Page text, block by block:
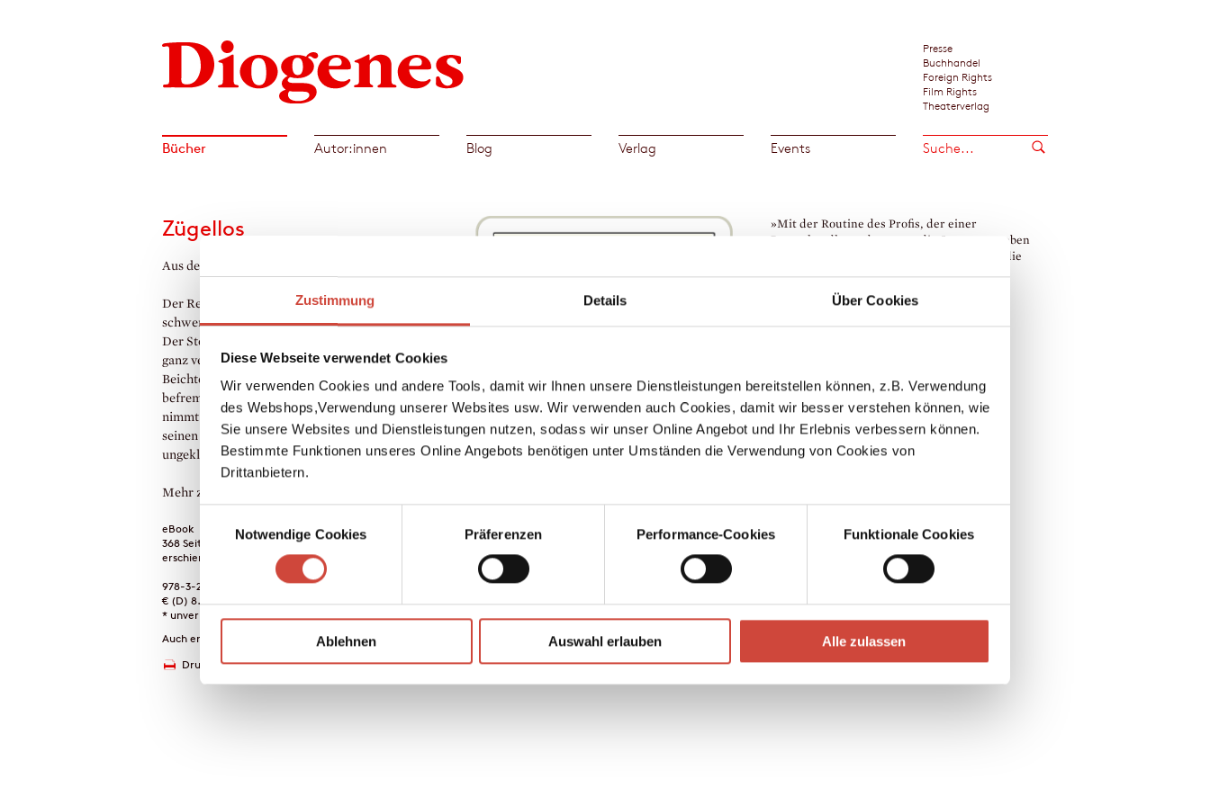
Zustimmung Details Über Cookies
Diese Webseite verwendet Cookies
Wir verwenden Cookies und andere Tools, damit wir Ihnen unsere Dienstleistungen bereitstellen können, z.B. Verwendung
des Webshops,Verwendung unserer Websites usw. Wir verwenden auch Cookies, damit wir besser verstehen können, wie
Sie unsere Websites und Dienstleistungen nutzen, sodass wir unser Online Angebot und Ihr Erlebnis verbessern können.
Bestimmte Funktionen unseres Online Angebots benötigen unter Umständen die Verwendung von Cookies von
Drittanbietern.
Notwendige Cookies
Präferenzen Performance-Cookies Funktionale Cookies
Ablehnen Auswahl erlauben Alle zulassen
Presse
Buchhandel
Foreign Rights
Film Rights
Theaterverlag
Bücher Autor:innen Blog Verlag Events
Kaufen
Zügellos
Aus dem Englischen von Malte Krutzsch
Der Regisseur Thomas Lyon besucht den
schwerkranken Rennsportjournalisten Valentine.
Der Sterbende legt vor Thomas, den er – schon
ganz verwirrt – für einen Priester hält, die letzte
Beichte ab. Was Thomas dabei erfährt, ist so
befremdend, daß er es zunächst gar nicht ernst
nimmt – bis er beginnt, Nachforschungen für
seinen neuen Film anzustellen, in dem es um den
ungeklärten Tod einer Frau vor 26 Jahren geht …
Mehr zum Inhalt
eBook
368 Seiten (Printausgabe)
erschienen am 24. April 2012
978-3-257-60015-5
€ (D) 8.99 / sFr 12.00* / € (A) 8.99
* unverb. Preisempfehlung
Auch erhältlich als
Drucken
»Mit der Routine des Profis, der einer
Romanhandlung ebensogut die Sporen zu geben
versteht wie einem Edelpferd, hält Francis die
Frankfurter Neue Presse
→Dick Francis